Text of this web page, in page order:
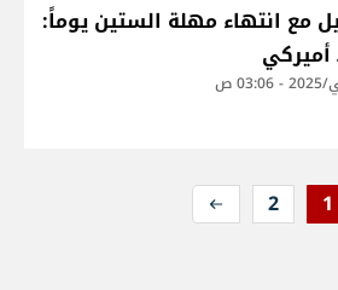
مع انتهاء مهلة الستين يوماً:
1
2